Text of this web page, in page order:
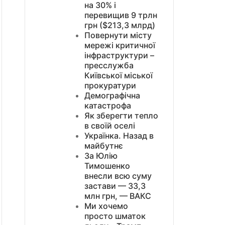
на 30% і
перевищив 9 трлн
грн ($213,3 млрд)
Повернути місту
мережі критичної
інфраструктури –
пресслужба
Київської міської
прокуратури
Демографічна
катастрофа
Як зберегти тепло
в своїй оселі
Українка. Назад в
майбутнє
За Юлію
Тимошенко
внесли всю суму
застави — 33,3
млн грн, — ВАКС
Ми хочемо
просто шматок